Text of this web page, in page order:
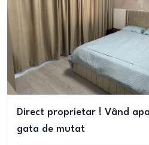
Direct proprietar ! Vând
gata de mutat